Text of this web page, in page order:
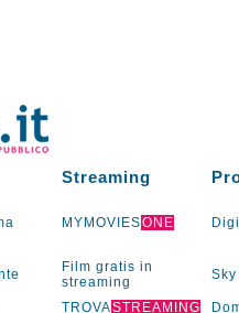
Streaming
MYMOVIESONE
Film gratis in
streaming
Sky
TROVASTREAMING